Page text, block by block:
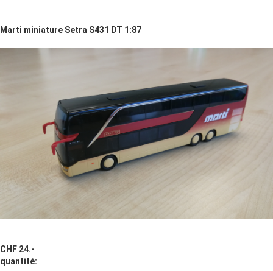
Marti miniature Setra S431 DT 1:87
CHF 24.-
quantité: